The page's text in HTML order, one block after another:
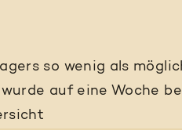
so wenig als
auf eine Woche